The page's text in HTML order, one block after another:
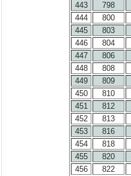
443 798
444
800
445
803
446
804
447
806
448
808
449
809
450
810
451
812
452
813
453
816
454
818
455
820
456
822